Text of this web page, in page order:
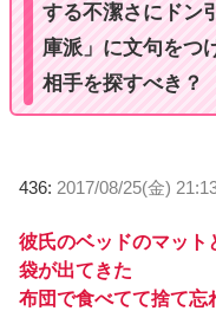
する不潔さにドン
庫派」に文句をつ
相手を探すべき？
436: 2017/08/25(金)
彼氏のベッドのマット
袋が出てきた
布団で食べてて捨て